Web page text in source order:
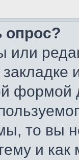
опрос?
или
формой
то вы
и